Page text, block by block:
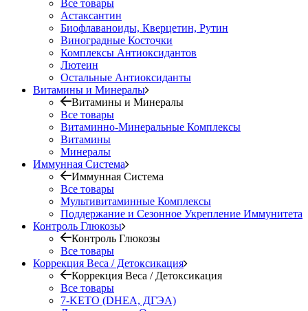
Все товары
Астаксантин
Биофлаваноиды, Кверцетин, Рутин
Виноградные Косточки
Комплексы Антиоксидантов
Лютеин
Остальные Антиоксиданты
Витамины и Минералы
Витамины и Минералы
Все товары
Витаминно-Минеральные Комплексы
Витамины
Минералы
Иммунная Система
Иммунная Система
Все товары
Мультивитаминные Комплексы
Поддержание и Сезонное Укрепление Иммунитета
Контроль Глюкозы
Контроль Глюкозы
Все товары
Коррекция Веса / Детоксикация
Коррекция Веса / Детоксикация
Все товары
7-KETO (DHEA, ДГЭА)